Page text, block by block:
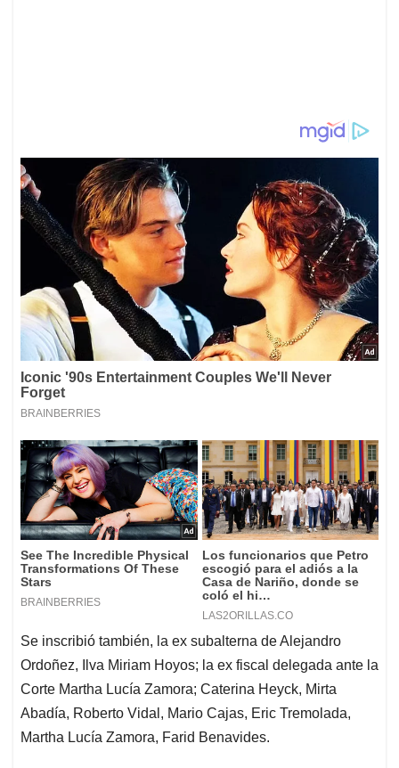
Se inscribió también, la ex subalterna de Alejandro
Ordoñez, Ilva Miriam Hoyos; la ex fiscal delegada ante la
Corte Martha Lucía Zamora; Caterina Heyck, Mirta
Abadía, Roberto Vidal, Mario Cajas, Eric Tremolada,
Martha Lucía Zamora, Farid Benavides.